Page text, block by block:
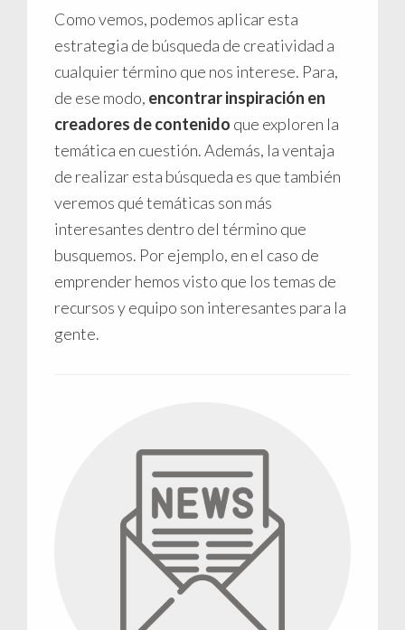
Como vemos, podemos aplicar esta
estrategia de búsqueda de creatividad a
cualquier término que nos interese. Para,
de ese modo, encontrar inspiración en
creadores de contenido que exploren la
temática en cuestión. Además, la ventaja
de realizar esta búsqueda es que también
veremos qué temáticas son más
interesantes dentro del término que
busquemos. Por ejemplo, en el caso de
emprender hemos visto que los temas de
recursos y equipo son interesantes para la
gente.